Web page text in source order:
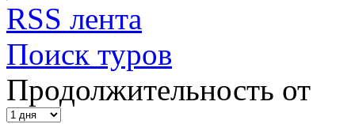
RSS лента
Поиск туров
Продолжительность от